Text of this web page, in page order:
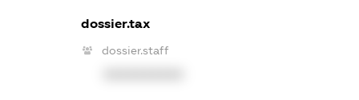
dossier.tax
dossier.staff